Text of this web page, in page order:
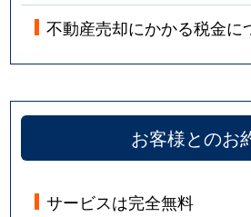
不動産売却にかかる税金に
お客様とのお
サービスは完全無料